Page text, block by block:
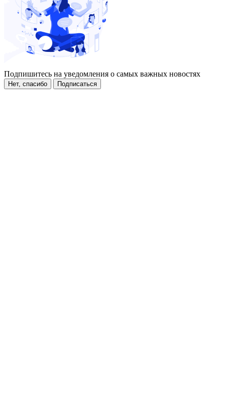
Подпишитесь на уведомления о самых важных новостях
Нет, спасибо Подписаться